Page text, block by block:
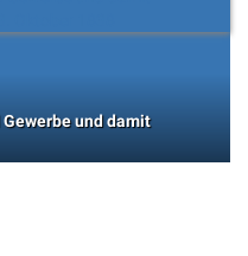
und damit